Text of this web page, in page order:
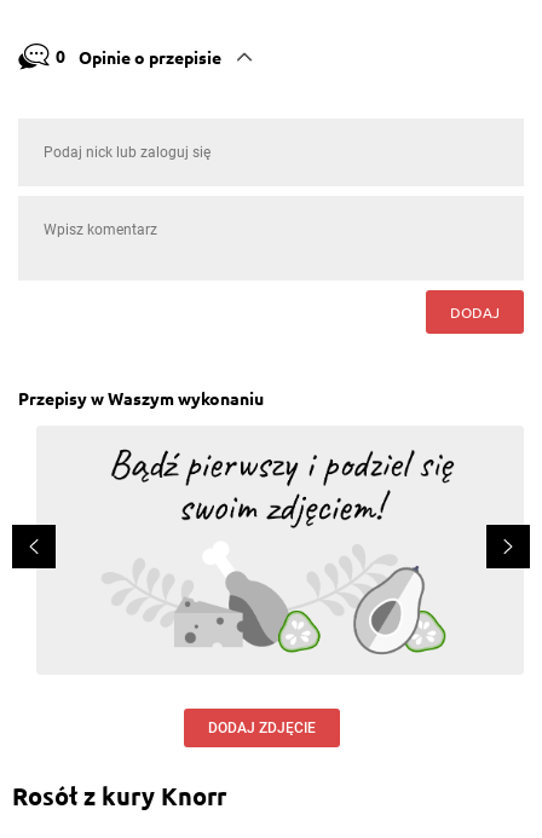
0 Opinie o przepisie
DODAJ
Przepisy w Waszym wykonaniu
DODAJ ZDJĘCIE
Rosół z kury Knorr